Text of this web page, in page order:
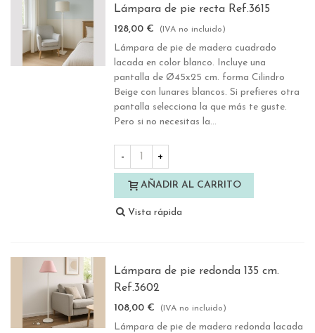
Lámpara de pie recta Ref.3615
128,00 € (IVA no incluido)
Lámpara de pie de madera cuadrado
lacada en color blanco. Incluye una
pantalla de Ø45x25 cm. forma Cilindro
Beige con lunares blancos. Si prefieres otra
pantalla selecciona la que más te guste.
Pero si no necesitas la...
- +
AÑADIR AL CARRITO
Vista rápida
Lámpara de pie redonda 135 cm.
Ref.3602
108,00 € (IVA no incluido)
Lámpara de pie de madera redonda lacada